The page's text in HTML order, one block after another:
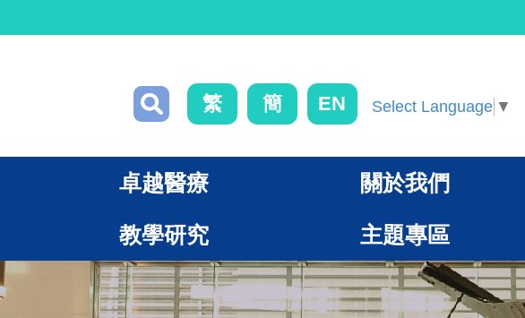
繁 簡 EN Select Language ▼
卓越醫療 關於我們
教學研究 主題專區